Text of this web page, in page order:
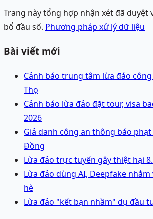
Trang này tổng hợp nhận xét đã duyệt
bổ đầu số. Phương pháp xử lý dữ liệu
Bài viết mới
Cảnh báo trung tâm lừa đảo
Thọ
Cảnh báo lừa đảo đặt tour, visa
2026
Giả danh công an thông báo
Đồng
Lừa đảo trực tuyến gây thiệt hại
Lừa đảo dùng AI, Deepfake
hè
Lừa đảo "kết bạn nhầm" dụ đầu